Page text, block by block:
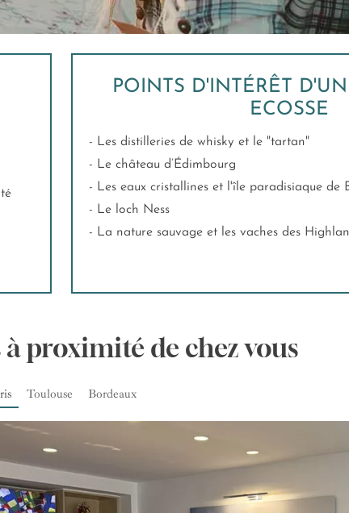
POINTS D'INTÉRÊT
ECOSSE
- Les distilleries de whisky et le "tartan"
- Le château d’Édimbourg
- Les eaux cristallines et l'île paradisiaque de
- Le loch Ness
- La nature sauvage et les vaches des
à proximité de chez vous
Toulouse Bordeaux